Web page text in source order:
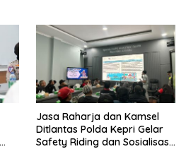
Jasa Raharja dan Kamsel
Ditlantas Polda Kepri Gelar
Safety Riding dan Sosialisasi